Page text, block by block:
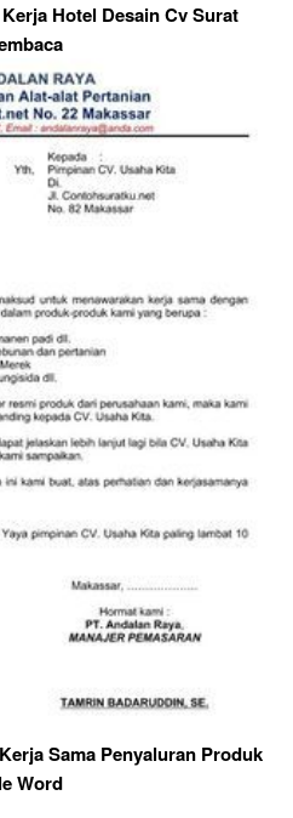
Hotel Desain Cv Surat
Sama Penyaluran Produk
Word